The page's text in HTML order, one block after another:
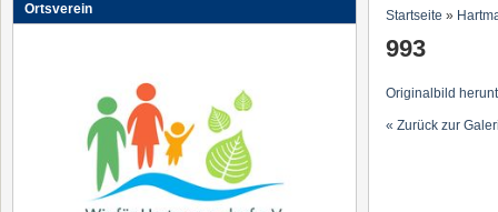
Sie sind
Startseite »
993
Originalbild
« Zurück zur
Ortsverein